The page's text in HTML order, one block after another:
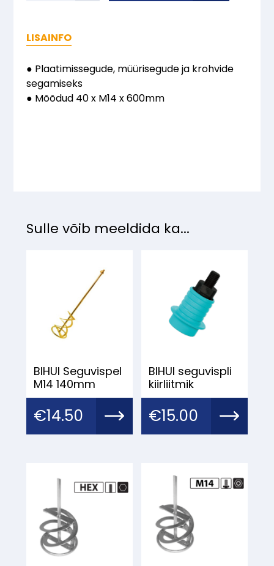
Big
Gold
kogus
LISAINFO
● Plaatimissegude, müürisegude ja krohvide
segamiseks
● Mõõdud 40 x M14 x 600mm
Sulle võib meeldida ka...
BIHUI Seguvispel
M14 140mm
€14.50
BIHUI seguvispli
kiirliitmik
€15.00